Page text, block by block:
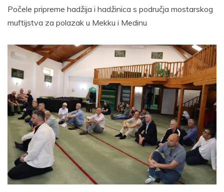
Počele pripreme hadžija i hadžinica s područja mostarskog
muftijstva za polazak u Mekku i Medinu